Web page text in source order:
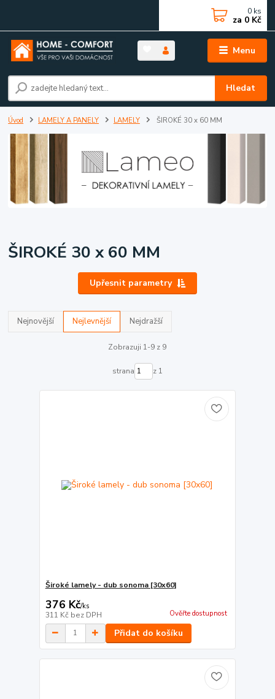
Menu
Hledat
0 ks
za 0 Kč
Úvod LAMELY A PANELY LAMELY ŠIROKÉ 30 x 60 MM
ŠIROKÉ 30 x 60 MM
Upřesnit parametry
Nejnovější Nejlevnější Nejdražší
Zobrazuji 1-9 z 9
strana z 1
Široké lamely - dub sonoma [30x60]
376 Kč/ks
311 Kč bez DPH Ověřte dostupnost
Přidat do košíku